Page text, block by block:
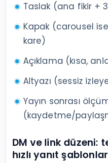
Taslak (ana fikir +
Kapak (carousel
kare)
Açıklama (kısa,
Altyazı (sessiz
Yayın sonrası
(kaydetme/
DM ve link düzeni:
hızlı yanıt